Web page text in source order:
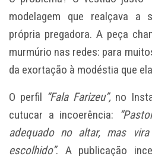
modelagem que realçava a
própria pregadora. A peça
murmúrio nas redes: para
da exortação à modéstia que
O perfil “Fala Farizeu”,no
cutucar a incoerência:
adequado no altar, mas
escolhido”. A publicação